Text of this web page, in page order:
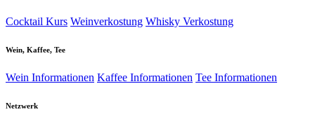
Cocktail Kurs Weinverkostung Whisky Verkostung
Wein, Kaffee, Tee
Wein Informationen Kaffee Informationen Tee Informationen
Netzwerk